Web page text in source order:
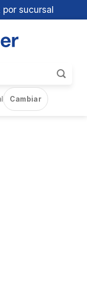
por sucursal
Cambiar